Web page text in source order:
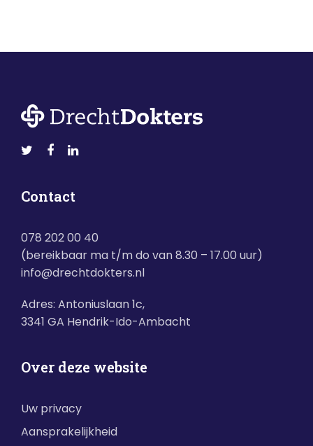
Contact
078 202 00 40
(bereikbaar ma t/m do van 8.30 – 17.00 uur)
info@drechtdokters.nl
Adres: Antoniuslaan 1c,
3341 GA Hendrik-Ido-Ambacht
Over deze website
Uw privacy
Aansprakelijkheid